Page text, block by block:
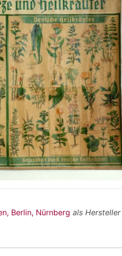
Berlin, Nürnberg als Hersteller